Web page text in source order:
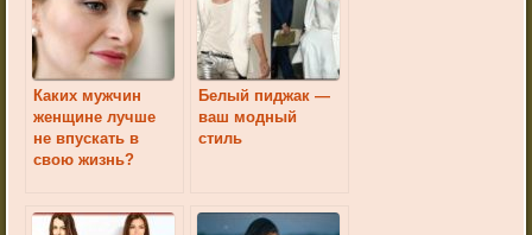
Каких мужчин
женщине лучше
не впускать в
свою жизнь?
Белый пиджак —
ваш модный
стиль